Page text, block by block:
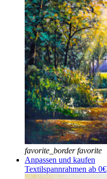
favorite_border favorite
Anpassen und kaufen
Textilspannrahmen ab 0€